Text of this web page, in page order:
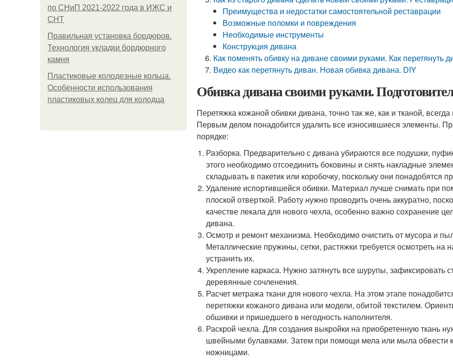
по СНиП 2021-2022 года в ИЖС и
СНТ
Правильная установка бордюров.
Технология укладки бордюрного
камня
Пластиковые колодезные кольца.
Особенности использования
пластиковых колец для колодца
Преимущества и недостатки самостоятельной реставрации
Возможные поломки и повреждения
Необходимые инструменты
Конструкция дивана
Как поменять обивку на диване своими руками. Как перетянуть
Видео как перетянуть диван. Новая обивка дивана. DIY
Обивка дивана своими руками.
Перетяжка кожаной обивки дивана, точно так же, как и тканой,
Первым делом понадобится удалить все износившиеся элементы.
порядке:
Разборка. Предварительно с дивана убираются все подушки,
этого необходимо отсоединить боковины и снять накладные
складывать в пакетик или коробочку, поскольку они понадобятся
Удаление испортившейся обивки. Материал лучше снимать при
плоской отверткой. Работу нужно проводить очень аккуратно,
качестве лекала для нового чехла, особенно важно сохранение
дивана.
Осмотр и ремонт механизма. Необходимо очистить от мусора и
Металлические пружины, сетки, растяжки требуется осмотреть
устранить их.
Укрепление каркаса. Нужно затянуть все шурупы, зафиксировать
деревянные сочленения.
Расчет метража ткани для нового чехла. На этом этапе
перетяжки кожаного дивана или модели, обитой текстилем.
обшивки и пришедшего в негодность наполнителя.
Раскрой чехла. Для создания выкройки на приобретенную ткань
швейными булавками. Затем при помощи мела или мыла обвести
ножницами.